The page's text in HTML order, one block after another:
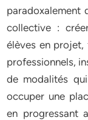
paradoxalement
collective :
élèves en projet,
professionnels,
de modalités
occuper une
en progressant